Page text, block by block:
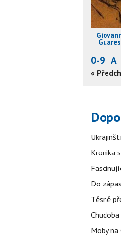
0-9 A
«
Kronika
Do
Těsně
Moby